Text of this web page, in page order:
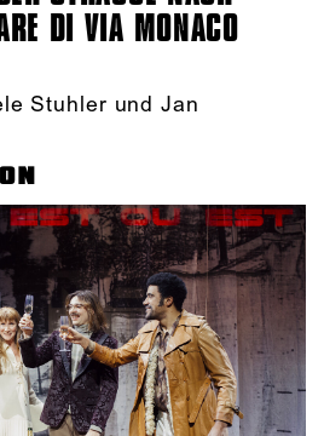
DI VIA MONACO (
Stuhler und Jan